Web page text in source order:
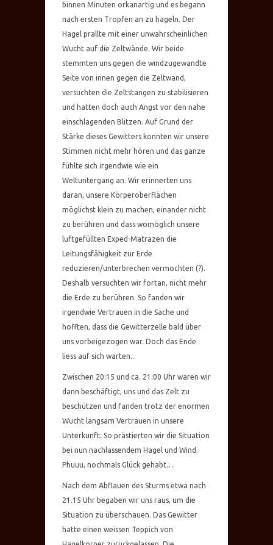
binnen Minuten orkanartig und es begann
nach ersten Tropfen an zu hageln. Der
Hagel prallte mit einer unwahrscheinlichen
Wucht auf die Zeltwände. Wir beide
stemmten uns gegen die windzugewandte
Seite von innen gegen die Zeltwand,
versuchten die Zeltstangen zu stabilisieren
und hatten doch auch Angst vor den nahe
einschlagenden Blitzen. Auf Grund der
Stärke dieses Gewitters konnten wir unsere
Stimmen nicht mehr hören und das ganze
fühlte sich irgendwie wie ein
Weltuntergang an. Wir erinnerten uns
daran, unsere Körperoberflächen
möglichst klein zu machen, einander nicht
zu berühren und dass womöglich unsere
luftgefüllten Exped-Matrazen die
Leitungsfähigkeit zur Erde
reduzieren/unterbrechen vermochten (?).
Deshalb versuchten wir fortan, nicht mehr
die Erde zu berühren. So fanden wir
irgendwie Vertrauen in die Sache und
hofften, dass die Gewitterzelle bald über
uns vorbeigezogen war. Doch das Ende
liess auf sich warten..
Zwischen 20:15 und ca. 21:00 Uhr waren wir
dann beschäftigt, uns und das Zelt zu
beschützen und fanden trotz der enormen
Wucht langsam Vertrauen in unsere
Unterkunft. So prästierten wir die Situation
bei nun nachlassendem Hagel und Wind.
Phuuu, nochmals Glück gehabt….
Nach dem Abflauen des Sturms etwa nach
21.15 Uhr begaben wir uns raus, um die
Situation zu überschauen. Das Gewitter
hatte einen weissen Teppich von